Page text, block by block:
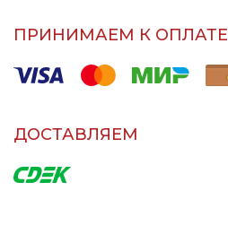
ПРИНИМАЕМ К ОПЛАТЕ
ДОСТАВЛЯЕМ